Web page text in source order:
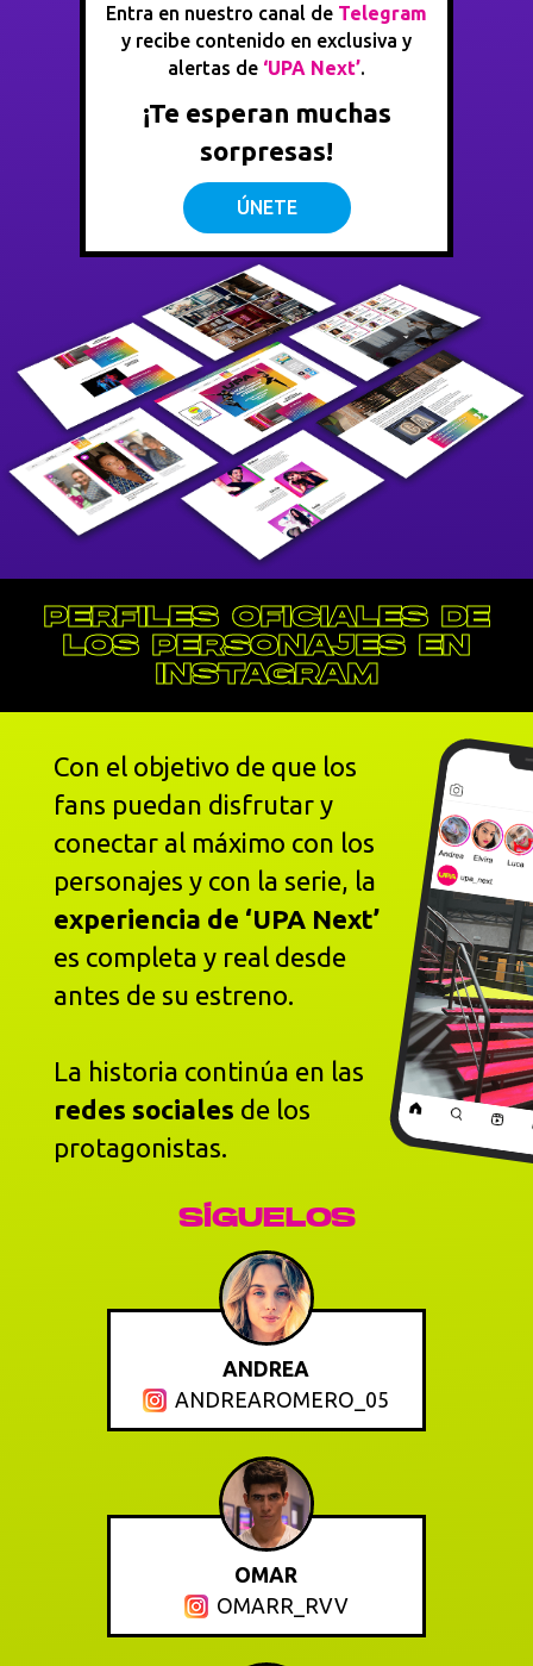
Entra en nuestro canal de Telegram
y recibe contenido en exclusiva y
alertas de ‘UPA Next’.
¡Te esperan muchas
sorpresas!
ÚNETE
PERFILES OFICIALES DE
LOS PERSONAJES EN
INSTAGRAM
Con el objetivo de que los
fans puedan disfrutar y
conectar al máximo con los
personajes y con la serie, la
experiencia de ‘UPA Next’
es completa y real desde
antes de su estreno.
La historia continúa en las
redes sociales de los
protagonistas.
SÍGUELOS
ANDREA
ANDREAROMERO_05
OMAR
OMARR_RVV